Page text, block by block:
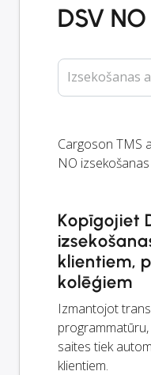
DSV
Izsekošanas
Cargoson TMS
NO
Kopīgojiet
klientiem,
kolēģiem
Izmantojot
saites tiek
klientiem.